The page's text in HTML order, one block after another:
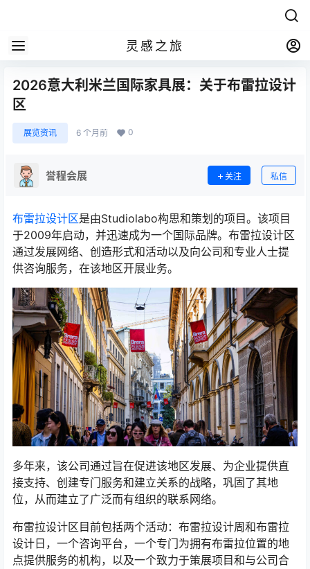
灵感之旅
2026意大利米兰国际家具展：关于布雷拉设计
区
展览资讯 6 个月前 0
誉程会展 关注 私信
布雷拉设计区是由Studiolabo构思和策划的项目。该项目
于2009年启动，并迅速成为一个国际品牌。布雷拉设计区
通过发展网络、创造形式和活动以及向公司和专业人士提
供咨询服务，在该地区开展业务。
多年来，该公司通过旨在促进该地区发展、为企业提供直
接支持、创建专门服务和建立关系的战略，巩固了其地
位，从而建立了广泛而有组织的联系网络。
布雷拉设计区目前包括两个活动：布雷拉设计周和布雷拉
设计日，一个咨询平台，一个专门为拥有布雷拉位置的地
点提供服务的机构，以及一个致力于策展项目和与公司合